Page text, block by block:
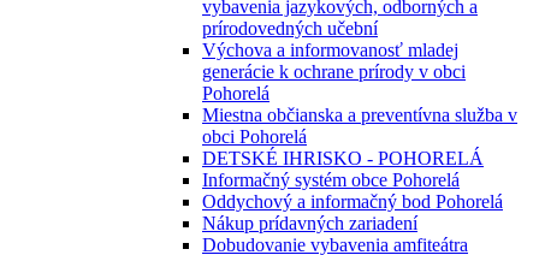
vybavenia jazykových, odborných a
prírodovedných učební
Výchova a informovanosť mladej
generácie k ochrane prírody v obci
Pohorelá
Miestna občianska a preventívna služba v
obci Pohorelá
DETSKÉ IHRISKO - POHORELÁ
Informačný systém obce Pohorelá
Oddychový a informačný bod Pohorelá
Nákup prídavných zariadení
Dobudovanie vybavenia amfiteátra